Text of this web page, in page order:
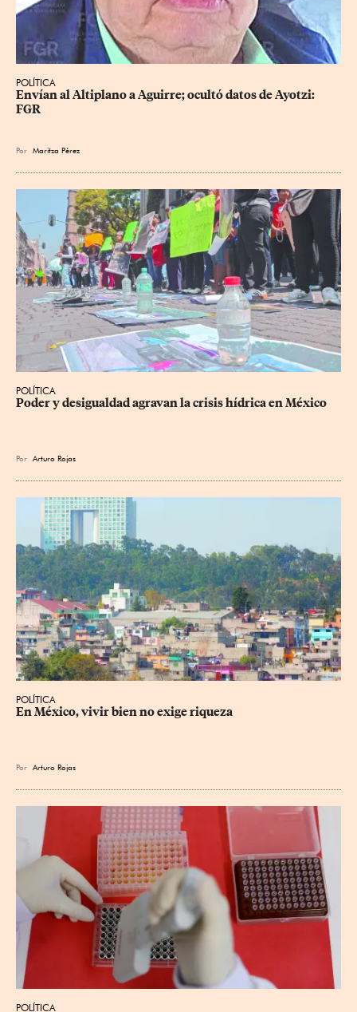
POLÍTICA
Envían al Altiplano a Aguirre; ocultó datos de Ayotzi:
FGR
Por Maritza Pérez
POLÍTICA
Poder y desigualdad agravan la crisis hídrica en México
Por Arturo Rojas
POLÍTICA
En México, vivir bien no exige riqueza
Por Arturo Rojas
POLÍTICA